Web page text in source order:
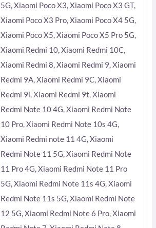
5G, Xiaomi Poco X3, Xiaomi Poco X3 GT,
Xiaomi Poco X3 Pro, Xiaomi Poco X4 5G,
Xiaomi Poco X5, Xiaomi Poco X5 Pro 5G,
Xiaomi Redmi 10, Xiaomi Redmi 10C,
Xiaomi Redmi 8, Xiaomi Redmi 9, Xiaomi
Redmi 9A, Xiaomi Redmi 9C, Xiaomi
Redmi 9i, Xiaomi Redmi 9t, Xiaomi
Redmi Note 10 4G, Xiaomi Redmi Note
10 Pro, Xiaomi Redmi Note 10s 4G,
Xiaomi Redmi note 11 4G, Xiaomi
Redmi Note 11 5G, Xiaomi Redmi Note
11 Pro 4G, Xiaomi Redmi Note 11 Pro
5G, Xiaomi Redmi Note 11s 4G, Xiaomi
Redmi Note 11s 5G, Xiaomi Redmi Note
12 5G, Xiaomi Redmi Note 6 Pro, Xiaomi